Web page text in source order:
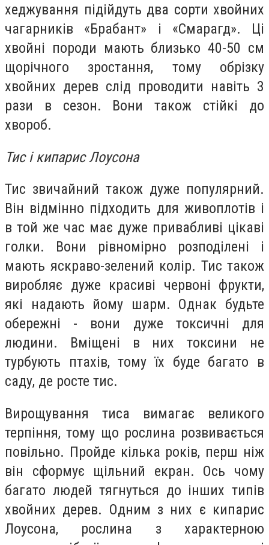
хеджування підійдуть два сорти хвойних
чагарників «Брабант» і «Смарагд». Ці
хвойні породи мають близько 40-50 см
щорічного зростання, тому обрізку
хвойних дерев слід проводити навіть 3
рази в сезон. Вони також стійкі до
хвороб.
Тис і кипарис Лоусона
Тис звичайний також дуже популярний.
Він відмінно підходить для живоплотів і
в той же час має дуже привабливі цікаві
голки. Вони рівномірно розподілені і
мають яскраво-зелений колір. Тис також
виробляє дуже красиві червоні фрукти,
які надають йому шарм. Однак будьте
обережні - вони дуже токсичні для
людини. Вміщені в них токсини не
турбують птахів, тому їх буде багато в
саду, де росте тис.
Вирощування тиса вимагає великого
терпіння, тому що рослина розвивається
повільно. Пройде кілька років, перш ніж
він сформує щільний екран. Ось чому
багато людей тягнуться до інших типів
хвойних дерев. Одним з них є кипарис
Лоусона, рослина з характерною